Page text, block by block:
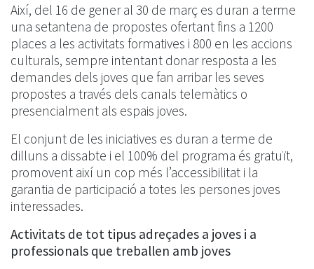
Així, del 16 de gener al 30 de març es duran a terme
una setantena de propostes ofertant fins a 1200
places a les activitats formatives i 800 en les accions
culturals, sempre intentant donar resposta a les
demandes dels joves que fan arribar les seves
propostes a través dels canals telemàtics o
presencialment als espais joves.
El conjunt de les iniciatives es duran a terme de
dilluns a dissabte i el 100% del programa és gratuït,
promovent així un cop més l’accessibilitat i la
garantia de participació a totes les persones joves
interessades.
Activitats de tot tipus adreçades a joves i a
professionals que treballen amb joves